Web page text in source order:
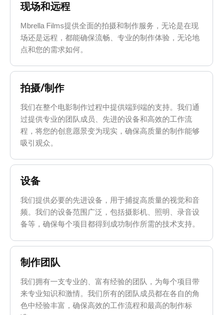
现场和远程
Mbrella Films提供全面的拍摄和制作服务，无论是在现
场还是远程，都能确保流畅、专业的制作体验，无论地
点和您的需求如何。
拍摄/制作
我们在整个电影制作过程中提供端到端的支持。我们通
过提供专业的团队成员、先进的设备和高效的工作流
程，将您的创意愿景变为现实，确保高质量的制作能够
吸引观众。
设备
我们提供必要的先进设备，用于捕捉高质量的视觉和音
频。我们的设备范围广泛，包括摄影机、照明、录音设
备等，确保每个项目都得到成功制作所需的技术支持。
制作团队
我们拥有一支专业的、富有经验的团队，为每个项目带
来专业知识和激情。我们所有的团队成员都在各自的角
色中经验丰富，确保高效的工作流程和最高的制作标